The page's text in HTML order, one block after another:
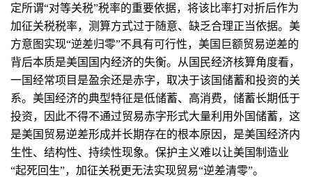
定所谓“对等关税”税率的重要依据，将该比率打对折后作为
加征关税税率，测算方式过于随意、缺乏合理正当依据。美
方意图实现“逆差归零”不具有可行性，美国巨额贸易逆差的
背后本质是美国国内经济的失衡。从国民经济核算角度看，
一国经常项目是盈余还是赤字，取决于该国储蓄和投资的关
系。美国经济的典型特征是低储蓄、高消费，储蓄长期低于
投资，因此不得不通过贸易赤字形式大量利用外国储蓄，这
是美国贸易逆差形成并长期存在的根本原因，是美国经济内
生性、结构性、持续性现象。保护主义难以让美国制造业
“起死回生”，加征关税更无法实现贸易“逆差清零”。